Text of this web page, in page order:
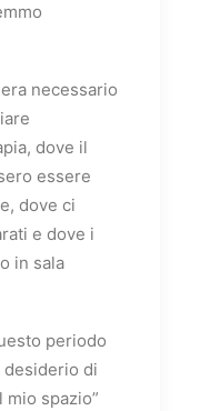
necessario
dove il
essere
dove ci
e dove i
in sala
periodo
desiderio di
spazio”